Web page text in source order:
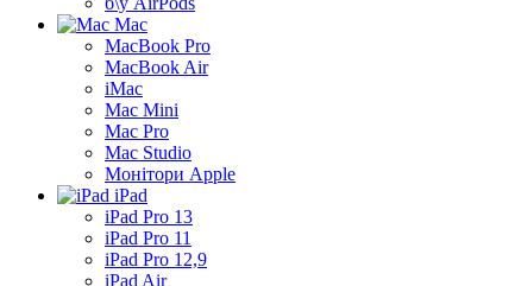
Mac
MacBook Pro
MacBook Air
iMac
Mac Mini
Mac Pro
Mac Studio
Монітори Apple
iPad
iPad Pro 13
iPad Pro 11
iPad Pro 12,9
iPad Air